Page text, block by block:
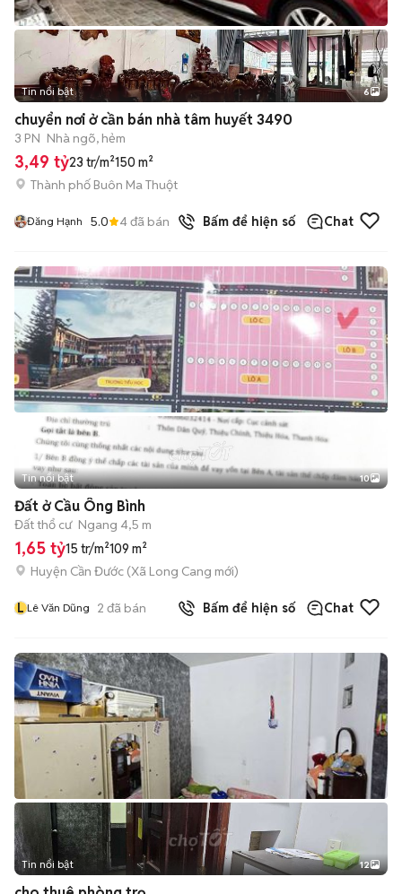
+2
Tin nổi bật 6
chuyển nơi ở cần bán nhà tâm huyết 3490
3 PN Nhà ngõ, hẻm
3,49 tỷ23 tr/m²150 m²
Thành phố Buôn Ma Thuột
Đăng Hạnh 5.0 4đã bán Bấm để hiện số Chat
+2
Tin nổi bật 10
Đất ở Cầu Ông Bình
Đất thổ cư Ngang 4,5 m
1,65 tỷ15 tr/m²109 m²
Huyện Cần Đước (Xã Long Cang mới)
L Lê Văn Dũng 2 đã bán Bấm để hiện số Chat
+2
Tin nổi bật 12